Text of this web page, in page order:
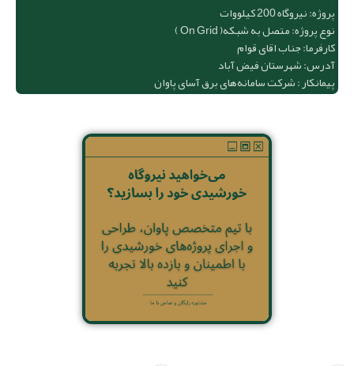
پروژه: نیروگاه 200 کیلووات
نوع پروژه: متصل به شبکه( On Grid )
کارفرما: جناب اقای قوام
آدرس: شهرستان فیض آباد
پیمانکار : شرکت سامانه‌های برق آسای پاوان